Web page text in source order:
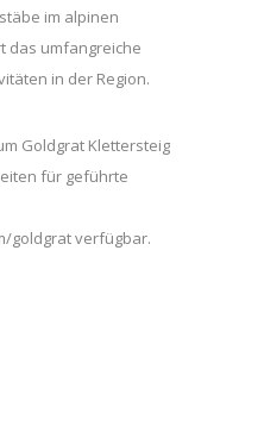
im alpinen
das umfangreiche
in der Region.
Goldgrat Klettersteig
für geführte
goldgrat verfügbar.